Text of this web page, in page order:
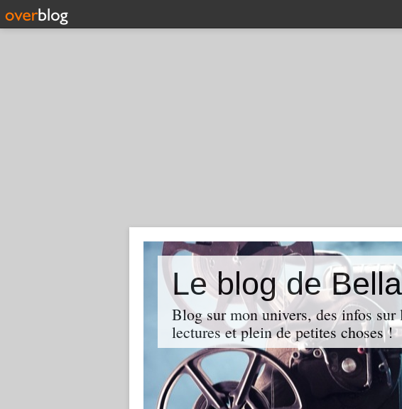
Le blog de
Blog sur mon univers, des infos
lectures et plein de petites choses !